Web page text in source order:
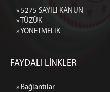
» 5275 SAYILI KANUN
» TÜZÜK
» YÖNETMELİK
FAYDALI LİNKLER
» Bağlantılar